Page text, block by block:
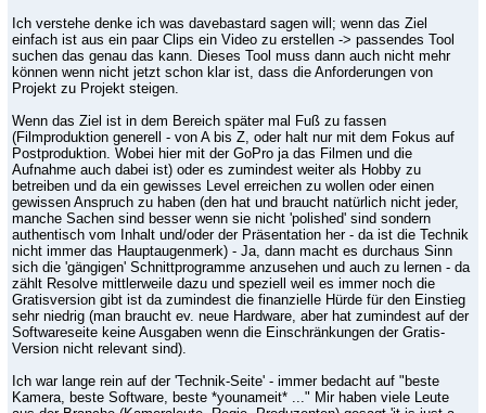
Ich verstehe denke ich was davebastard sagen will; wenn das Ziel
einfach ist aus ein paar Clips ein Video zu erstellen -> passendes Tool
suchen das genau das kann. Dieses Tool muss dann auch nicht mehr
können wenn nicht jetzt schon klar ist, dass die Anforderungen von
Projekt zu Projekt steigen.
Wenn das Ziel ist in dem Bereich später mal Fuß zu fassen
(Filmproduktion generell - von A bis Z, oder halt nur mit dem Fokus auf
Postproduktion. Wobei hier mit der GoPro ja das Filmen und die
Aufnahme auch dabei ist) oder es zumindest weiter als Hobby zu
betreiben und da ein gewisses Level erreichen zu wollen oder einen
gewissen Anspruch zu haben (den hat und braucht natürlich nicht jeder,
manche Sachen sind besser wenn sie nicht 'polished' sind sondern
authentisch vom Inhalt und/oder der Präsentation her - da ist die Technik
nicht immer das Hauptaugenmerk) - Ja, dann macht es durchaus Sinn
sich die 'gängigen' Schnittprogramme anzusehen und auch zu lernen - da
zählt Resolve mittlerweile dazu und speziell weil es immer noch die
Gratisversion gibt ist da zumindest die finanzielle Hürde für den Einstieg
sehr niedrig (man braucht ev. neue Hardware, aber hat zumindest auf der
Softwareseite keine Ausgaben wenn die Einschränkungen der Gratis-
Version nicht relevant sind).
Ich war lange rein auf der 'Technik-Seite' - immer bedacht auf "beste
Kamera, beste Software, beste *younameit* ..." Mir haben viele Leute